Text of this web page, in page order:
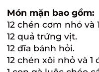
Món mặn bao gồm:
12 chén cơm nhỏ và
12 quả trứng vịt.
12 đĩa bánh hỏi.
12 chén xôi nhỏ và 1